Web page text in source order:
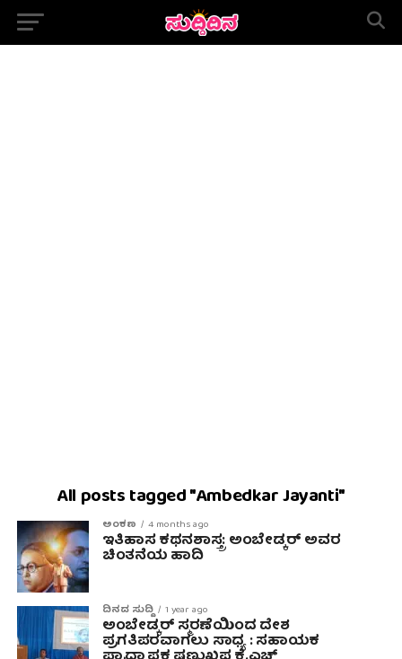
All posts tagged "Ambedkar Jayanti"
ಅಂಕಣ 4 months ago
ಇತಿಹಾಸ ಕಥನಶಾಸ್ತ್ರ: ಅಂಬೇಡ್ಕರ್ ಅವರ
ಚಿಂತನೆಯ ಹಾದಿ
ದಿನದ ಸುದ್ದಿ 1 year ago
ಅಂಬೇಡ್ಕರ್ ಸ್ಮರಣೆಯಿಂದ ದೇಶ
ಪ್ರಗತಿಪರವಾಗಲು ಸಾಧ್ಯ : ಸಹಾಯಕ